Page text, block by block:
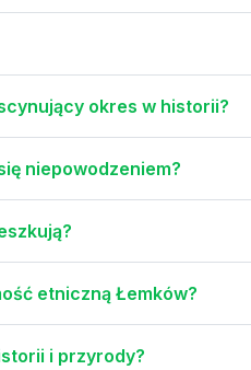
okres w historii?
niepowodzeniem?
etniczną Łemków?
i przyrody?